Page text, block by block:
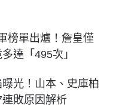
榜單出爐！詹皇僅
達「495次」
光！山本、史庫柏
敗原因解析